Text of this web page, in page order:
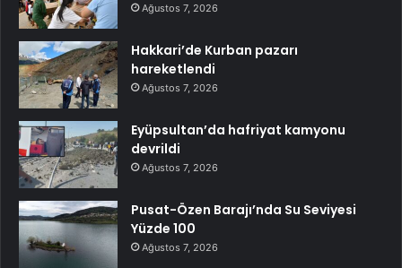
Ağustos 7, 2026
Hakkari’de Kurban pazarı
hareketlendi
Ağustos 7, 2026
Eyüpsultan’da hafriyat kamyonu
devrildi
Ağustos 7, 2026
Pusat-Özen Barajı’nda Su Seviyesi
Yüzde 100
Ağustos 7, 2026